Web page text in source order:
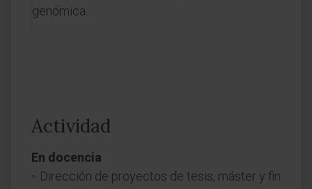
genómica.
Actividad
En docencia
Dirección de proyectos de tesis, máster y fin